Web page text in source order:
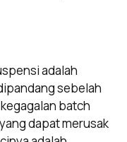
adalah
sebelah
batch
dapat merusak